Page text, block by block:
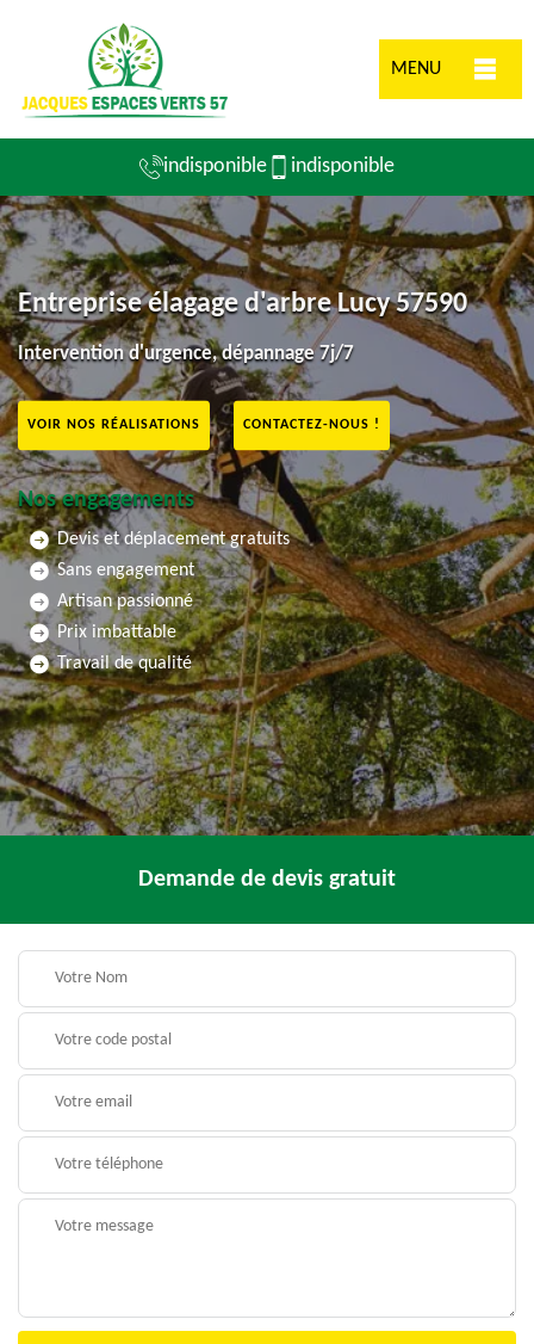
MENU
indisponible indisponible
Entreprise élagage d'arbre Lucy 57590
Intervention d'urgence, dépannage 7j/7
VOIR NOS RÉALISATIONS CONTACTEZ-NOUS !
Nos engagements
Devis et déplacement gratuits
Sans engagement
Artisan passionné
Prix imbattable
Travail de qualité
Demande de devis gratuit